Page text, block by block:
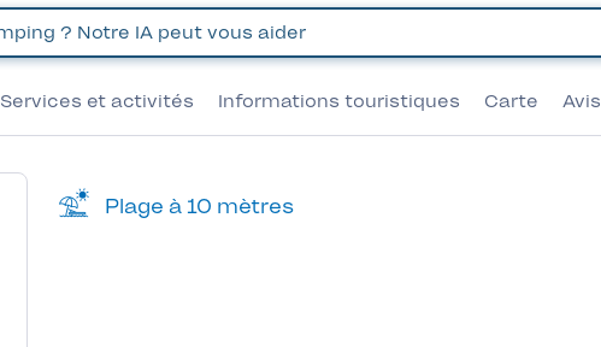
Services et activités Informations touristiques Carte Avis
Plage à 10 mètres